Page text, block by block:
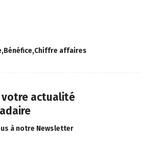
Bénéfice Chiffre affaires
votre actualité
à notre Newsletter